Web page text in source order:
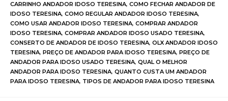
CARRINHO ANDADOR IDOSO TERESINA, COMO FECHAR ANDADOR DE
IDOSO TERESINA, COMO REGULAR ANDADOR IDOSO TERESINA,
COMO USAR ANDADOR IDOSO TERESINA, COMPRAR ANDADOR
IDOSO TERESINA, COMPRAR ANDADOR IDOSO USADO TERESINA,
CONSERTO DE ANDADOR DE IDOSO TERESINA, OLX ANDADOR IDOSO
TERESINA, PREÇO DE ANDADOR PARA IDOSO TERESINA, PREÇO DE
ANDADOR PARA IDOSO USADO TERESINA, QUAL O MELHOR
ANDADOR PARA IDOSO TERESINA, QUANTO CUSTA UM ANDADOR
PARA IDOSO TERESINA, TIPOS DE ANDADOR PARA IDOSO TERESINA